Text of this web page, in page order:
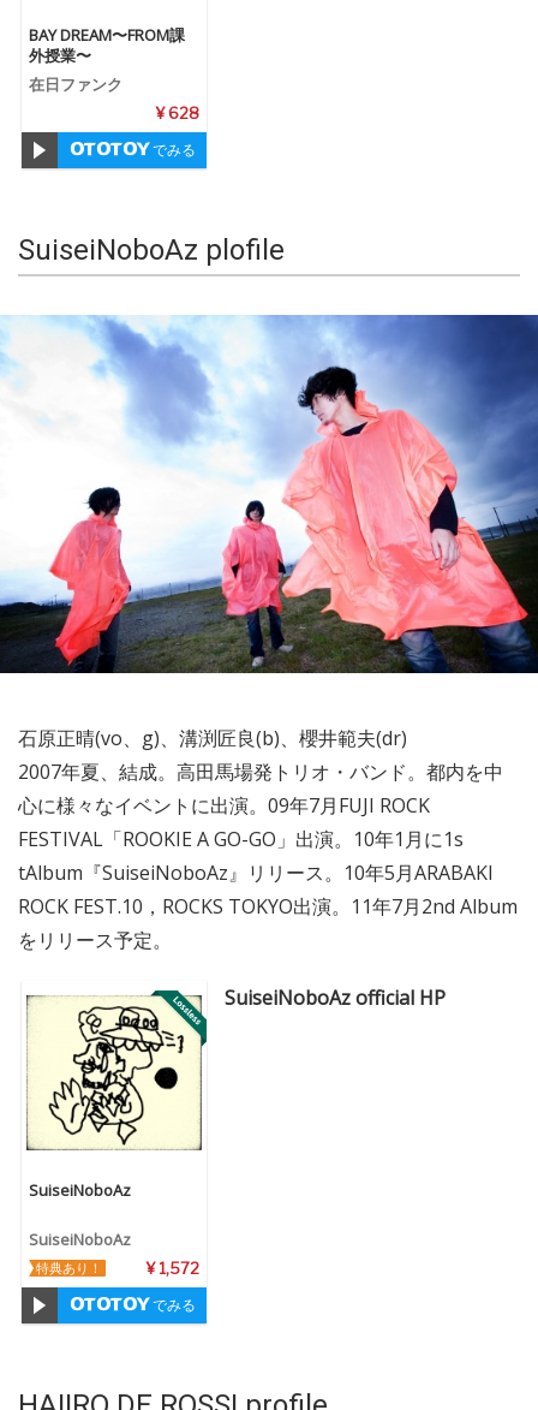
BAY DREAM〜FROM課
外授業〜
在日ファンク
¥ 628
でみる
SuiseiNoboAz plofile
石原正晴(vo、g)、溝渕匠良(b)、櫻井範夫(dr)
2007年夏、結成。高田馬場発トリオ・バンド。都内を中
心に様々なイベントに出演。09年7月FUJI ROCK
FESTIVAL「ROOKIE A GO-GO」出演。10年1月に1s
tAlbum『SuiseiNoboAz』リリース。10年5月ARABAKI
ROCK FEST.10，ROCKS TOKYO出演。11年7月2nd Album
をリリース予定。
SuiseiNoboAz
SuiseiNoboAz
¥ 1,572
特典あり！
でみる
SuiseiNoboAz official HP